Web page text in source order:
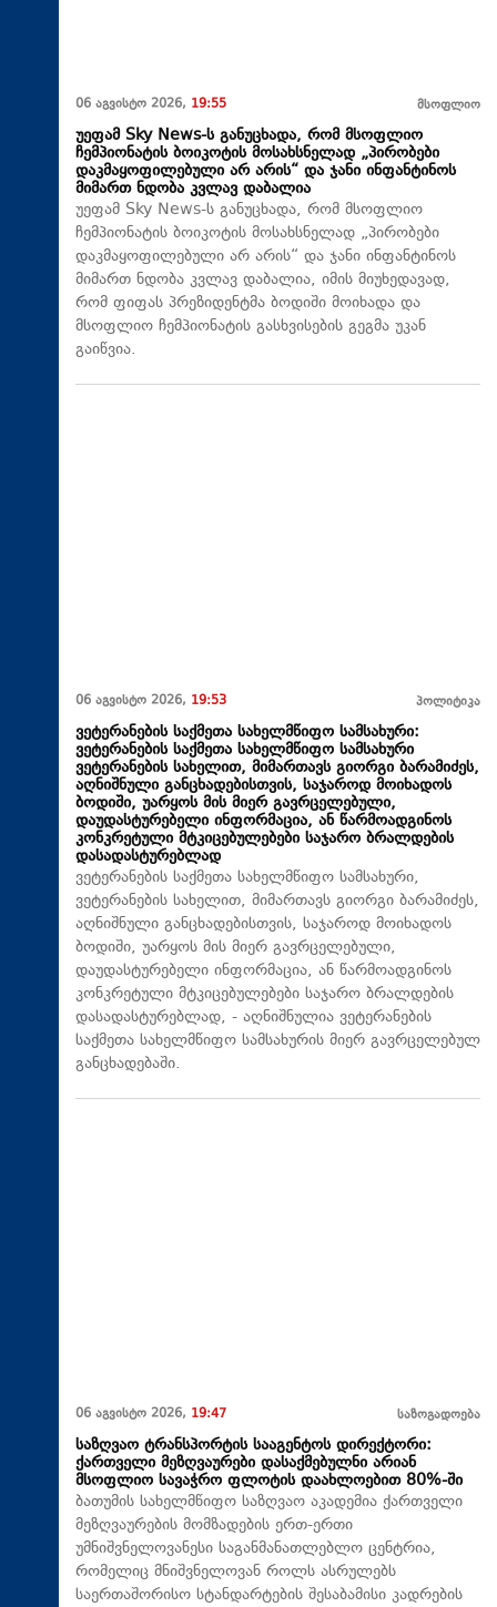
06 აგვისტო 2026, 19:55 მსოფლიო
უეფამ Sky News-ს განუცხადა, რომ მსოფლიო
ჩემპიონატის ბოიკოტის მოსახსნელად „პირობები
დაკმაყოფილებული არ არის“ და ჯანი ინფანტინოს
მიმართ ნდობა კვლავ დაბალია
უეფამ Sky News-ს განუცხადა, რომ მსოფლიო
ჩემპიონატის ბოიკოტის მოსახსნელად „პირობები
დაკმაყოფილებული არ არის“ და ჯანი ინფანტინოს
მიმართ ნდობა კვლავ დაბალია, იმის მიუხედავად,
რომ ფიფას პრეზიდენტმა ბოდიში მოიხადა და
მსოფლიო ჩემპიონატის გასხვისების გეგმა უკან
გაიწვია.
06 აგვისტო 2026, 19:53 პოლიტიკა
ვეტერანების საქმეთა სახელმწიფო სამსახური:
ვეტერანების საქმეთა სახელმწიფო სამსახური
ვეტერანების სახელით, მიმართავს გიორგი ბარამიძეს,
აღნიშნული განცხადებისთვის, საჯაროდ მოიხადოს
ბოდიში, უარყოს მის მიერ გავრცელებული,
დაუდასტურებელი ინფორმაცია, ან წარმოადგინოს
კონკრეტული მტკიცებულებები საჯარო ბრალდების
დასადასტურებლად
ვეტერანების საქმეთა სახელმწიფო სამსახური,
ვეტერანების სახელით, მიმართავს გიორგი ბარამიძეს,
აღნიშნული განცხადებისთვის, საჯაროდ მოიხადოს
ბოდიში, უარყოს მის მიერ გავრცელებული,
დაუდასტურებელი ინფორმაცია, ან წარმოადგინოს
კონკრეტული მტკიცებულებები საჯარო ბრალდების
დასადასტურებლად, - აღნიშნულია ვეტერანების
საქმეთა სახელმწიფო სამსახურის მიერ გავრცელებულ
განცხადებაში.
06 აგვისტო 2026, 19:47 საზოგადოება
საზღვაო ტრანსპორტის სააგენტოს დირექტორი:
ქართველი მეზღვაურები დასაქმებულნი არიან
მსოფლიო სავაჭრო ფლოტის დაახლოებით 80%-ში
ბათუმის სახელმწიფო საზღვაო აკადემია ქართველი
მეზღვაურების მომზადების ერთ-ერთი
უმნიშვნელოვანესი საგანმანათლებლო ცენტრია,
რომელიც მნიშვნელოვან როლს ასრულებს
საერთაშორისო სტანდარტების შესაბამისი კადრების